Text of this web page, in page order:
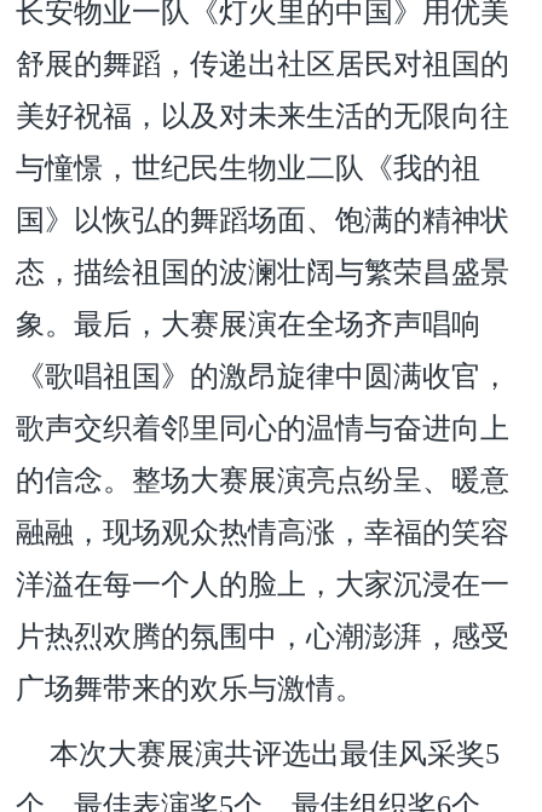
长安物业一队《灯火里的中国》用优美
舒展的舞蹈，传递出社区居民对祖国的
美好祝福，以及对未来生活的无限向往
与憧憬，世纪民生物业二队《我的祖
国》以恢弘的舞蹈场面、饱满的精神状
态，描绘祖国的波澜壮阔与繁荣昌盛景
象。最后，大赛展演在全场齐声唱响
《歌唱祖国》的激昂旋律中圆满收官，
歌声交织着邻里同心的温情与奋进向上
的信念。整场大赛展演亮点纷呈、暖意
融融，现场观众热情高涨，幸福的笑容
洋溢在每一个人的脸上，大家沉浸在一
片热烈欢腾的氛围中，心潮澎湃，感受
广场舞带来的欢乐与激情。
本次大赛展演共评选出最佳风采奖5